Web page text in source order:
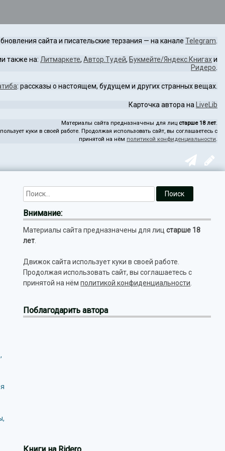
сайта и писательские терзания — на канале Telegram
также на: Литмаркете, Автор.Тудей, Букмейте/Яндекс.Книгахи
Ридеро
: рассказы о настоящем, будущем и других странных вещах.
Карточка автора на LiveLib
Материалы сайта предназначены для лиц старше 18 лет.
куки в своей работе. Продолжая использовать сайт, вы соглашаетесь с
принятой на нём политикой конфиденциальности.
Внимание:
Материалы сайта предназначены для лицстарше 18
лет
Движок сайта использует куки в своей работе.
Продолжая использовать сайт, вы соглашаетесь с
принятой на нёмполитикой конфиденциальности
Поблагодарить автора